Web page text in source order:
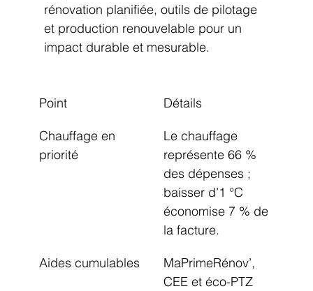
rénovation planifiée, outils de pilotage
et production renouvelable pour un
impact durable et mesurable.
Point Détails
Chauffage en
priorité
Le chauffage
représente 66 %
des dépenses ;
baisser d’1 °C
économise 7 % de
la facture.
Aides cumulables
MaPrimeRénov’,
CEE et éco-PTZ